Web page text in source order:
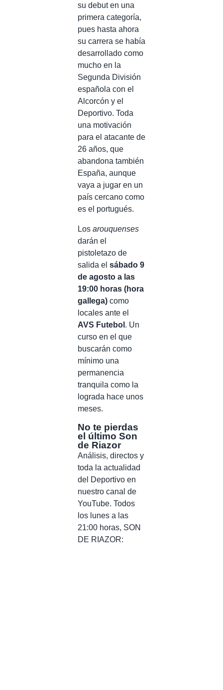
su debut en una
primera categoría,
pues hasta ahora
su carrera se había
desarrollado como
mucho en la
Segunda División
española con el
Alcorcón y el
Deportivo. Toda
una motivación
para el atacante de
26 años, que
abandona también
España, aunque
vaya a jugar en un
país cercano como
es el portugués.
Los arouquenses
darán el
pistoletazo de
salida el sábado 9
de agosto a las
19:00 horas (hora
gallega) como
locales ante el
AVS Futebol . Un
curso en el que
buscarán como
mínimo una
permanencia
tranquila como la
lograda hace unos
meses.
No te pierdas
el último Son
de Riazor
Análisis, directos y
toda la actualidad
del Deportivo en
nuestro canal de
YouTube. Todos
los lunes a las
21:00 horas, SON
DE RIAZOR: